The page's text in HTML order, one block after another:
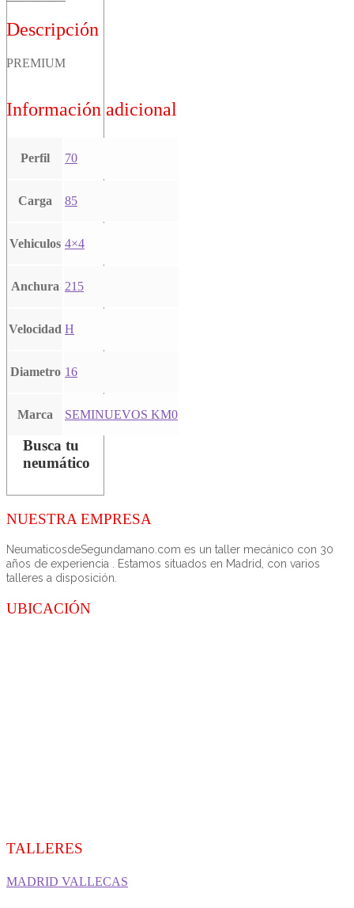
Descripción
PREMIUM
Información adicional
Perfil 70
Carga 85
Vehiculos 4×4
Anchura 215
Velocidad H
Diametro 16
Marca SEMINUEVOS KM0
Busca tu
neumático
NUESTRA EMPRESA
NeumaticosdeSegundamano.com es un taller mecánico con 30
años de experiencia . Estamos situados en Madrid, con varios
talleres a disposición.
UBICACIÓN
TALLERES
MADRID VALLECAS